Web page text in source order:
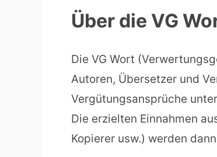
Über die VG
Die VG Wort
Autoren, Übersetzer und
Vergütungsansprüche
Die erzielten Einnahmen
Kopierer usw.) werden